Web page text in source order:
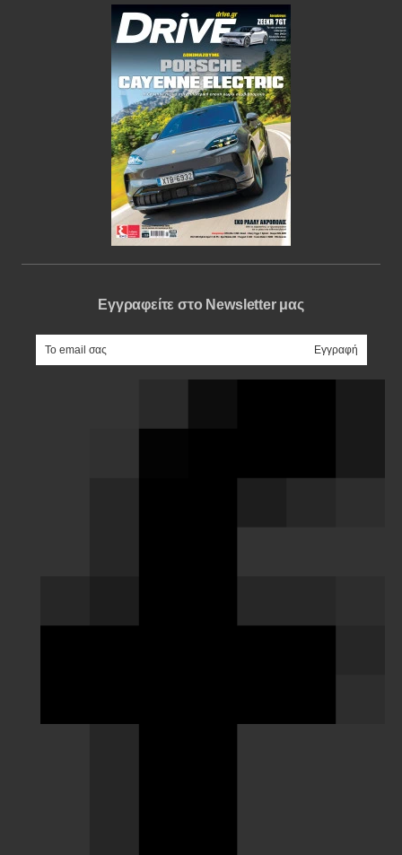
Εγγραφείτε στο Newsletter μας
e-mail